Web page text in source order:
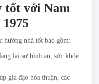
tốt với Nam
hướng nhà tốt bao gồm:
lại sự bình an, sức khỏe
gia đạo hòa thuận, các